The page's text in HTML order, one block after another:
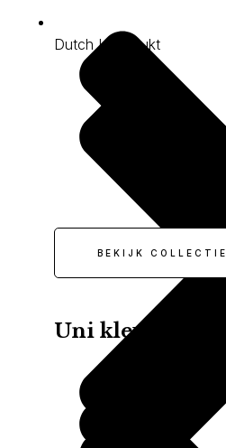
Dutch Konstrukt
BEKIJK COLLECTIE
Uni kleuren